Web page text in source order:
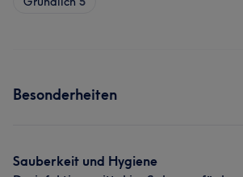
Besonderheiten
Sauberkeit und Hygiene